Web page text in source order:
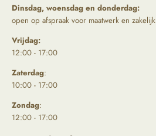
Dinsdag, woensdag en donderdag:
open op afspraak voor maatwerk en zakelijk
Vrijdag:
12:00 - 17:00
Zaterdag:
10:00 - 17:00
Zondag:
12:00 - 17:00